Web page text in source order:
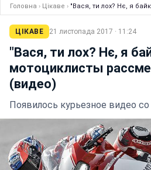
Головна › Цікаве › "Вася, ти лох? Нє, я
ЦІКАВЕ 21 листопада 2017 · 11:24
"Вася, ти лох? Нє, я
мотоциклисты
(видео)
Появилось курьезное видео